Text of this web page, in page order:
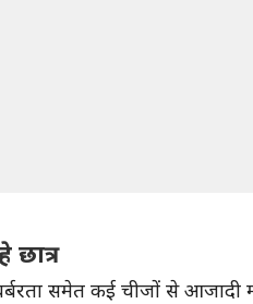
समेत कई चीजों से आजादी